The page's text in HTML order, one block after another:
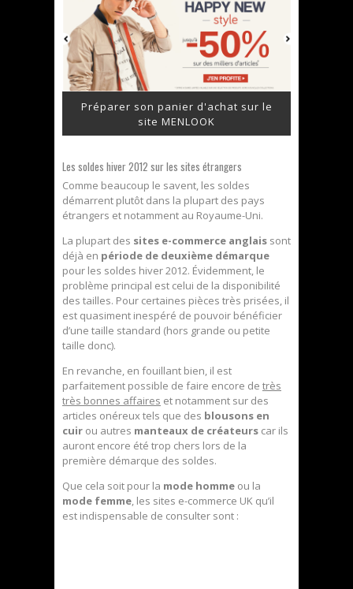
Préparer son panier d'achat sur le
site MENLOOK
Les soldes hiver 2012 sur les sites étrangers
Comme beaucoup le savent, les soldes
démarrent plutôt dans la plupart des pays
étrangers et notamment au Royaume-Uni.
La plupart des sites e-commerce anglais sont
déjà en période de deuxième démarque
pour les soldes hiver 2012. Évidemment, le
problème principal est celui de la disponibilité
des tailles. Pour certaines pièces très prisées, il
est quasiment inespéré de pouvoir bénéficier
d’une taille standard (hors grande ou petite
taille donc).
En revanche, en fouillant bien, il est
parfaitement possible de faire encore de très
très bonnes affaires et notamment sur des
articles onéreux tels que des blousons en
cuir ou autres manteaux de créateurs car ils
auront encore été trop chers lors de la
première démarque des soldes.
Que cela soit pour la mode homme ou la
mode femme, les sites e-commerce UK qu’il
est indispensable de consulter sont :